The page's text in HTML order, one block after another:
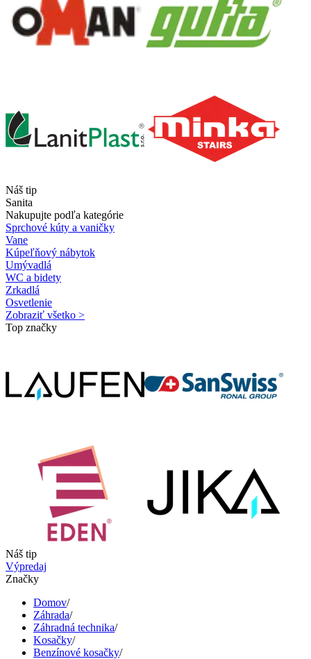
Náš tip
Sanita
Nakupujte podľa kategórie
Sprchové kúty a vaničky
Vane
Kúpeľňový nábytok
Umývadlá
WC a bidety
Zrkadlá
Osvetlenie
Zobraziť všetko >
Top značky
Náš tip
Výpredaj
Značky
Domov/
Záhrada/
Záhradná technika/
Kosačky/
Benzínové kosačky/